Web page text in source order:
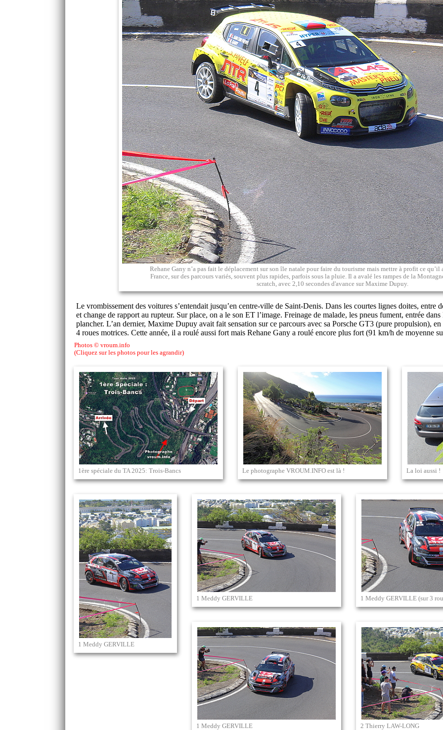
Rehane Gany n’a pas fait le déplacement sur son île natale pour faire du tourisme mais mettre à profit ce qu’il
France, sur des parcours variés, souvent plus rapides, parfois sous la pluie. Il a avalé les rampes de la
scratch, avec 2,10 secondes d'avance sur Maxime Dupuy.
Le vrombissement des voitures s’entendait jusqu’en centre-ville de Saint-Denis. Dans les courtes lignes doites, entre
et change de rapport au rupteur. Sur place, on a le son ET l’image. Freinage de malade, les pneus fument, entrée
plancher. L’an dernier, Maxime Dupuy avait fait sensation sur ce parcours avec sa Porsche GT3 (pure propulsion),
4 roues motrices. Cette année, il a roulé aussi fort mais Rehane Gany a roulé encore plus fort (91 km/h de moyenne
Photos © vroum.info
(Cliquez sur les photos pour les agrandir)
1ère spéciale du TA 2025: Trois-Bancs Le photographe VROUM.INFO est là ! La loi aussi !
1 Meddy GERVILLE
1 Meddy GERVILLE 1 Meddy GERVILLE (sur 3
1 Meddy GERVILLE 2 Thierry LAW-LONG